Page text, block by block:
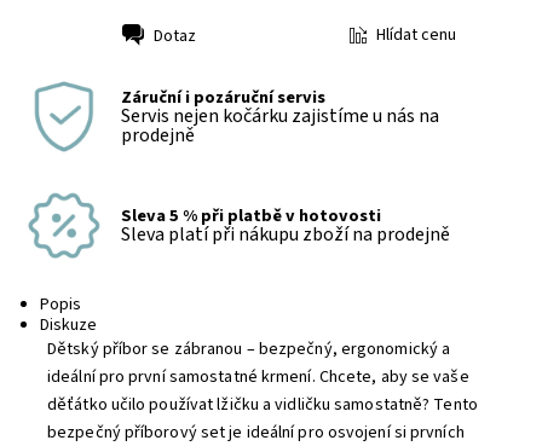
Dotaz Hlídat cenu
Záruční i pozáruční servis
Servis nejen kočárku zajistíme u nás na
prodejně
Sleva 5 % při platbě v hotovosti
Sleva platí při nákupu zboží na prodejně
Popis
Diskuze
Dětský příbor se zábranou – bezpečný, ergonomický a
ideální pro první samostatné krmení. Chcete, aby se vaše
děťátko učilo používat lžičku a vidličku samostatně? Tento
bezpečný příborový set je ideální pro osvojení si prvních